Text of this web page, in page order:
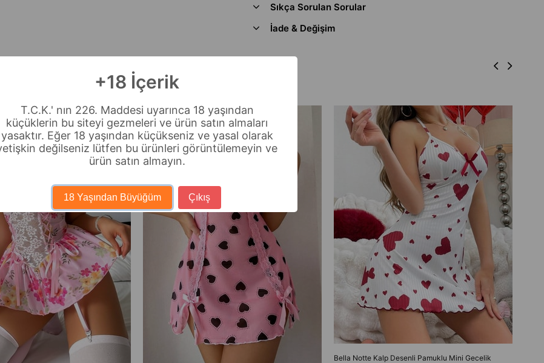
Sıkça Sorulan Sorular
İade & Değişim
Kargo
Bella Notte Kalp Desenli Pamuklu Mini Gecelik
+18 İçerik
T.C.K.' nın 226. Maddesi uyarınca 18 yaşından
küçüklerin bu siteyi gezmeleri ve ürün satın almaları
yasaktır. Eğer 18 yaşından küçükseniz ve yasal olarak
değilseniz lütfen bu ürünleri görüntülemeyin ve
ürün satın almayın.
18 Yaşından Büyüğüm Çıkış